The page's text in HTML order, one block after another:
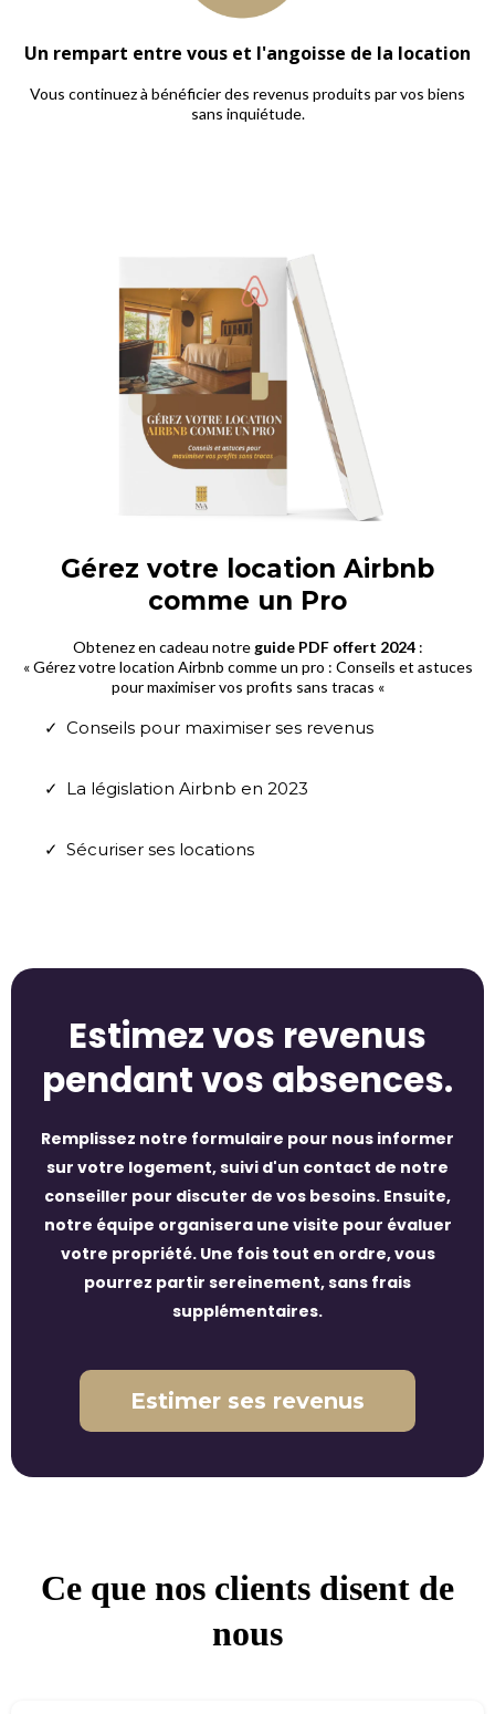
Un rempart entre vous et l'angoisse de la location
Vous continuez à bénéficier des revenus produits par vos biens
sans inquiétude.
Gérez votre location Airbnb
comme un Pro
Obtenez en cadeau notreguide PDF offert 2024 :
« Gérez votre location Airbnb comme un pro : Conseils et astuces
pour maximiser vos profits sans tracas «
Conseils pour maximiser ses revenus
La législation Airbnb en 2023
Sécuriser ses locations
Estimez vos revenus
pendant vos absences.
Remplissez notre formulaire pour nous informer
sur votre logement, suivi d'un contact de notre
conseiller pour discuter de vos besoins. Ensuite,
notre équipe organisera une visite pour évaluer
votre propriété. Une fois tout en ordre, vous
pourrez partir sereinement, sans frais
supplémentaires.
Estimer ses revenus
Ce que nos clients disent de
nous